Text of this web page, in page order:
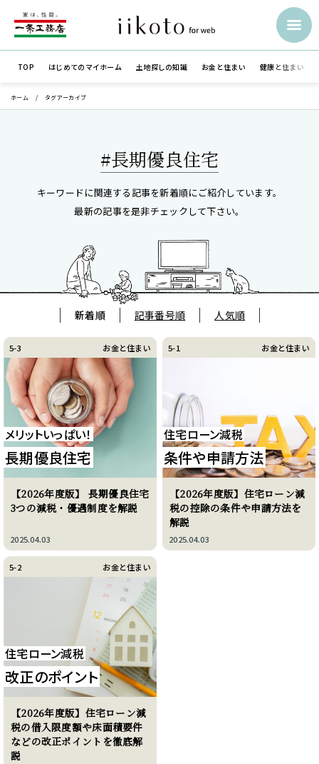
TOP はじめての マイホーム 土地探しの知識 お金と住まい 健康と住まい
ホーム タグアーカイブ
#長期優良住宅
キーワードに関連する記事を新着順にご紹介しています。
最新の記事を是非チェックして下さい。
新着順 記事番号順 人気順
5-3 お金と住まい
メリットいっぱい！
長期優良住宅
【2026年度版】 長期優良住宅
3つの減税・優遇制度を解説
2025.04.03
5-1 お金と住まい
住宅ローン減税
条件や申請方法
【2026年度版】住宅ローン減
税の控除の条件や申請方法を
解説
2025.04.03
5-2 お金と住まい
住宅ローン減税
改正のポイント
【2026年度版】住宅ローン減
税の借入限度額や床面積要件
などの改正ポイントを徹底解
説